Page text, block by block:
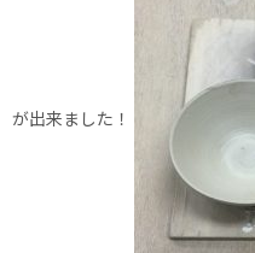
が出来ました！